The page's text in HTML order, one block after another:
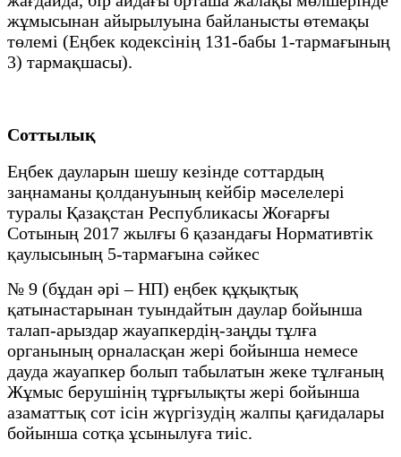
жұмысынан айырылуына байланысты өтемақы
төлемі (Еңбек кодексінің 131-бабы 1-тармағының
3) тармақшасы).
Соттылық
Еңбек дауларын шешу кезінде соттардың
заңнаманы қолдануының кейбір мәселелері
туралы Қазақстан Республикасы Жоғарғы
Сотының 2017 жылғы 6 қазандағы Нормативтік
қаулысының 5-тармағына сәйкес
№ 9 (бұдан әрі – НП) еңбек құқықтық
қатынастарынан туындайтын даулар бойынша
талап-арыздар жауапкердің-заңды тұлға
органының орналасқан жері бойынша немесе
дауда жауапкер болып табылатын жеке тұлғаның
Жұмыс берушінің тұрғылықты жері бойынша
азаматтық сот ісін жүргізудің жалпы қағидалары
бойынша сотқа ұсынылуға тиіс.